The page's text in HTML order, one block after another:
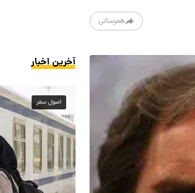
همرسانی
آخرین اخبار
اصول سفر